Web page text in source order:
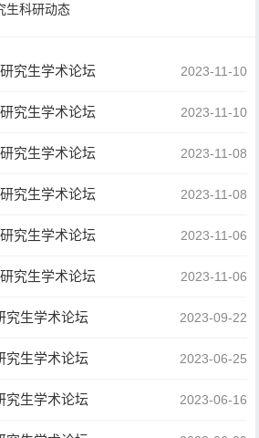
生科研动态
究生学术论坛 2023-11-10
究生学术论坛 2023-11-10
究生学术论坛 2023-11-08
究生学术论坛 2023-11-08
究生学术论坛 2023-11-06
究生学术论坛 2023-11-06
究生学术论坛 2023-09-22
究生学术论坛 2023-06-25
究生学术论坛 2023-06-16